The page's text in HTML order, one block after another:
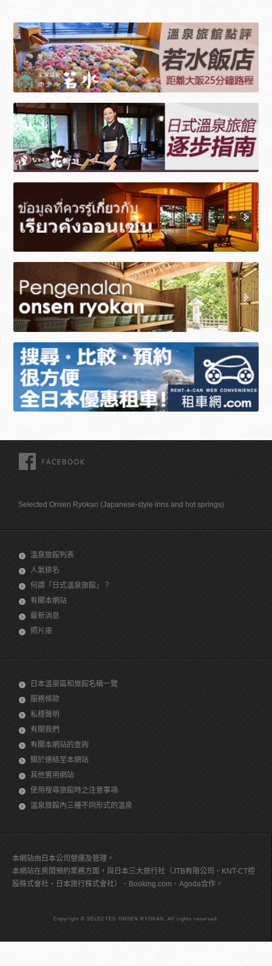
Selected Onsen Ryokan (Japanese-style inns and hot springs)
溫泉旅館列表
人氣排名
何謂「日式溫泉旅館」？
有關本網站
最新消息
照片庫
日本溫泉區和旅館名稱一覽
服務條款
私穩聲明
有關我們
有關本網站的查詢
關於連結至本網站
其他實用網站
使用搜尋旅館時之注意事項
溫泉旅館內三種不同形式的溫泉
本網站由日本公司營運及管理。
本網站在房間預約業務方面，與日本三大旅行社（JTB有限公司、KNT-CT控
股株式會社、日本旅行株式會社）、Booking.com、Agoda合作。
Copyright © SELECTED ONSEN RYOKAN, All rights reserved.